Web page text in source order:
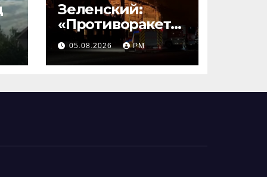
Зеленский:
«Противоракетн
ые средства
могли бы спасти
погибших
05.08.2026 РМ